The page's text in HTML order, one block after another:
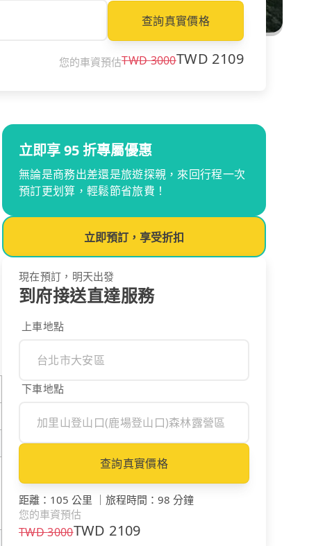
查詢真實價格
您的車資預估TWD3000TWD 2109
立即享 95 折專屬優惠
無論是商務出差還是旅遊探親，來回行程一次
預訂更划算，輕鬆節省旅費！
立即預訂，享受折扣
現在預訂，明天出發
到府接送直達服務
上車地點
下車地點
查詢真實價格
距離 ： 105 公里 ｜ 旅程時間 ： 98 分鐘
您的車資預估
TWD3000TWD 2109